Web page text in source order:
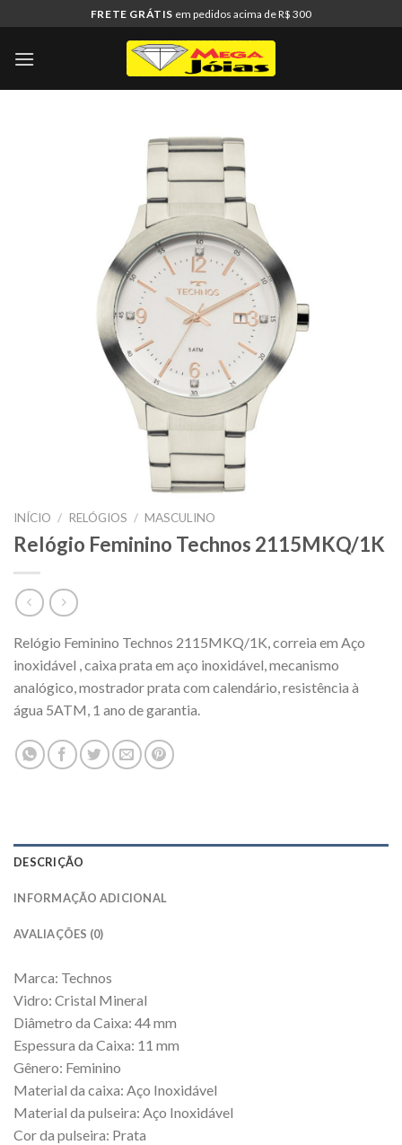
to
content
FRETE GRÁTIS em pedidos acima de R$ 300
INÍCIO / RELÓGIOS / MASCULINO
Relógio Feminino Technos 2115MKQ/1K
Relógio Feminino Technos 2115MKQ/1K, correia em Aço
inoxidável , caixa prata em aço inoxidável, mecanismo
analógico, mostrador prata com calendário, resistência à
água 5ATM, 1 ano de garantia.
DESCRIÇÃO
INFORMAÇÃO ADICIONAL
AVALIAÇÕES (0)
Marca: Technos
Vidro: Cristal Mineral
Diâmetro da Caixa: 44 mm
Espessura da Caixa: 11 mm
Gênero: Feminino
Material da caixa: Aço Inoxidável
Material da pulseira: Aço Inoxidável
Cor da pulseira: Prata